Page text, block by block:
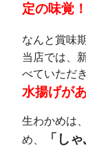
定の味覚！
なんと賞味
当店では、
べていただ
水揚げが
生わかめは
め、
「し